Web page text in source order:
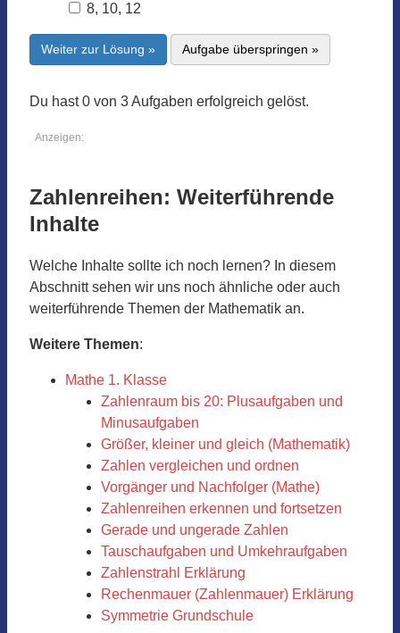
8, 10, 12
Weiter zur Lösung » Aufgabe überspringen »
Du hast 0 von 3 Aufgaben erfolgreich gelöst.
Anzeigen:
Zahlenreihen: Weiterführende
Inhalte
Welche Inhalte sollte ich noch lernen? In diesem
Abschnitt sehen wir uns noch ähnliche oder auch
weiterführende Themen der Mathematik an.
Weitere Themen:
Mathe 1. Klasse
Zahlenraum bis 20: Plusaufgaben und
Minusaufgaben
Größer, kleiner und gleich (Mathematik)
Zahlen vergleichen und ordnen
Vorgänger und Nachfolger (Mathe)
Zahlenreihen erkennen und fortsetzen
Gerade und ungerade Zahlen
Tauschaufgaben und Umkehraufgaben
Zahlenstrahl Erklärung
Rechenmauer (Zahlenmauer) Erklärung
Symmetrie Grundschule